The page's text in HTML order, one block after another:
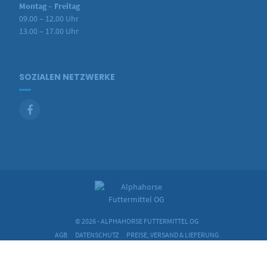
Montag – Freitag
09.00 – 12.00 Uhr
13.00 – 17.00 Uhr
SOZIALEN NETZWERKE
© 2026 - ALPHAHORSE FUTTERMITTEL OG
AGB
DATENSCHUTZ
PREISE, VERSAND & LIEFERUNG